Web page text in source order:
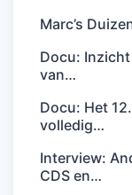
Marc’s
Docu:
van…
Docu: Het
volledig…
Interview:
CDS en…